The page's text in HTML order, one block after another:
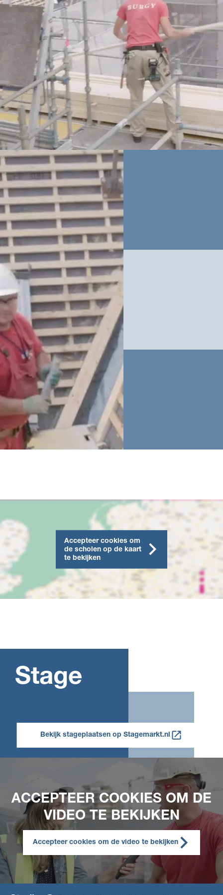
Accepteer cookies om
de scholen op de kaart
te bekijken
Stage
Bekijk stageplaatsen op Stagemarkt.nl
ACCEPTEER COOKIES OM DE
VIDEO TE BEKIJKEN
Accepteer cookies om de video te bekijken